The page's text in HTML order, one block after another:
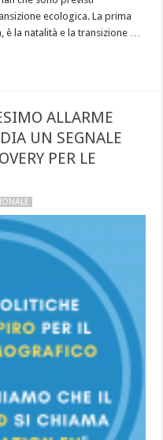
ecologica. La prima
è la natalità e la transizione …
ALLARME
UN SEGNALE
PER LE